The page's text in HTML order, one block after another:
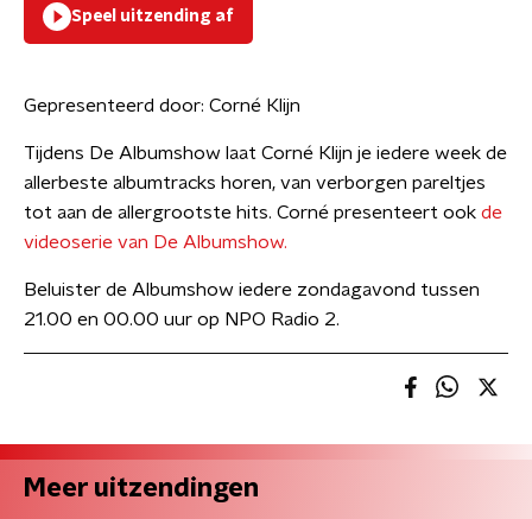
Speel uitzending af
Gepresenteerd door: Corné Klijn
Tijdens De Albumshow laat Corné Klijn je iedere week de
allerbeste albumtracks horen, van verborgen pareltjes
tot aan de allergrootste hits. Corné presenteert ook de
videoserie van De Albumshow.
Beluister de Albumshow iedere zondagavond tussen
21.00 en 00.00 uur op NPO Radio 2.
Meer uitzendingen